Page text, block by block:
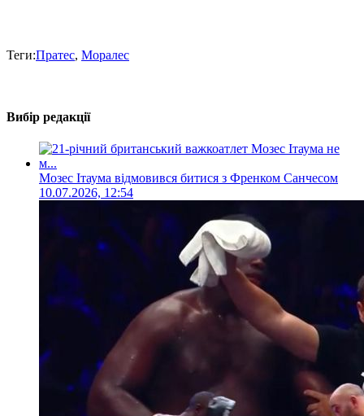
Теги:Пратес, Моралес
Вибір редакції
Мозес Ітаума відмовився битися з Френком Санчесом
10.07.2026, 12:54